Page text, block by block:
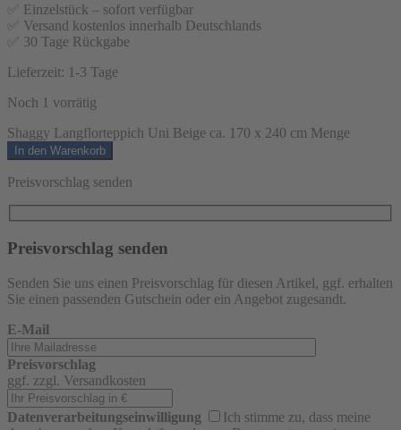
✅ Einzelstück – sofort verfügbar
✅ Versand kostenlos innerhalb Deutschlands
✅ 30 Tage Rückgabe
Lieferzeit: 1-3 Tage
Noch 1 vorrätig
Shaggy Langflorteppich Uni Beige ca. 170 x 240 cm Menge
In den Warenkorb
Preisvorschlag senden
Preisvorschlag senden
Senden Sie uns einen Preisvorschlag für diesen Artikel, ggf. erhalten
Sie einen passenden Gutschein oder ein Angebot zugesandt.
E-Mail
Preisvorschlag
ggf. zzgl. Versandkosten
Datenverarbeitungseinwilligung
Ich stimme zu, dass meine